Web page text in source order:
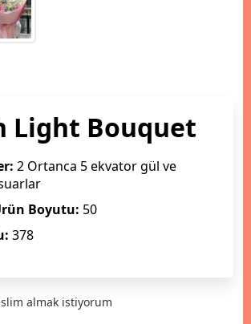
Light Bouquet
2 Ortanca 5 ekvator gül ve
Boyutu: 50
378
almak istiyorum